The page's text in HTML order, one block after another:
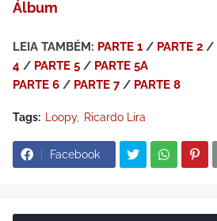
Álbum
LEIA TAMBÉM: PARTE 1 / PARTE 2 /
4 / PARTE 5 / PARTE 5A
PARTE 6 / PARTE 7/ PARTE 8
Tags: Loopy Ricardo Lira
Facebook